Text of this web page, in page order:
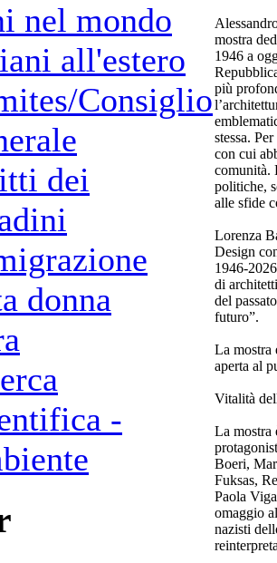
nel mondo
all'estero
Consiglio
dei
donna
-
mostra
1946 a
più
stessa.
con cui
comunità.
politiche,
alle sfide
Lorenza
Design
1946-
di
del
futuro”.
La mostra
aperta al
Vitalità
La mostra
Boeri,
Fuksas,
Paola
omaggio
nazisti